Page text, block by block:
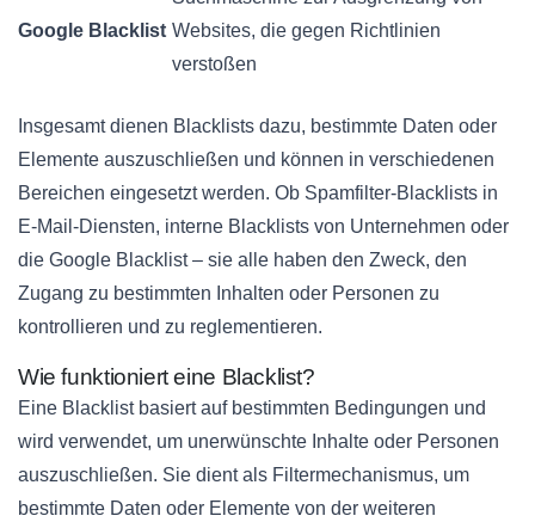
Google Blacklist Websites, die gegen Richtlinien
verstoßen
Insgesamt dienen Blacklists dazu, bestimmte Daten oder
Elemente auszuschließen und können in verschiedenen
Bereichen eingesetzt werden. Ob Spamfilter-Blacklists in
E-Mail-Diensten, interne Blacklists von Unternehmen oder
die Google Blacklist – sie alle haben den Zweck, den
Zugang zu bestimmten Inhalten oder Personen zu
kontrollieren und zu reglementieren.
Wie funktioniert eine Blacklist?
Eine Blacklist basiert auf bestimmten Bedingungen und
wird verwendet, um unerwünschte Inhalte oder Personen
auszuschließen. Sie dient als Filtermechanismus, um
bestimmte Daten oder Elemente von der weiteren